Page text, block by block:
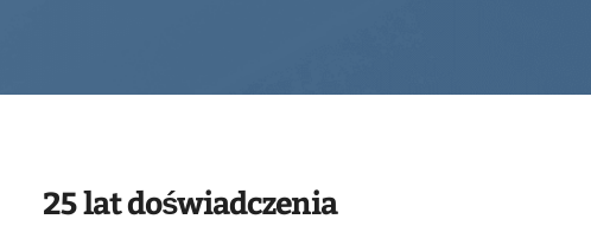
25 lat doświadczenia